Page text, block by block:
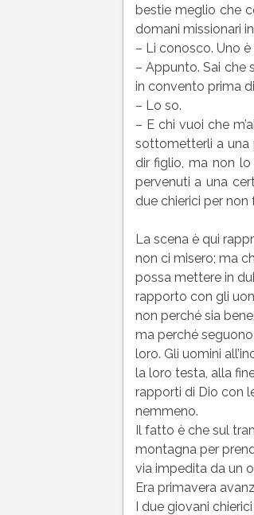
bestie meglio che
domani missionari
– Li conosco. Uno è
– Appunto. Sai che
in convento prima
– Lo so.
– E chi vuoi che
sottometterli a una
dir figlio, ma non
pervenuti a una
due chierici per
La scena è qui
non ci misero; ma
possa mettere in
rapporto con gli
non perché sia
ma perché
loro. Gli uomini
la loro testa, alla
rapporti di Dio con
nemmeno.
Il fatto è che sul
montagna per
via impedita da un
Era primavera
I due giovani